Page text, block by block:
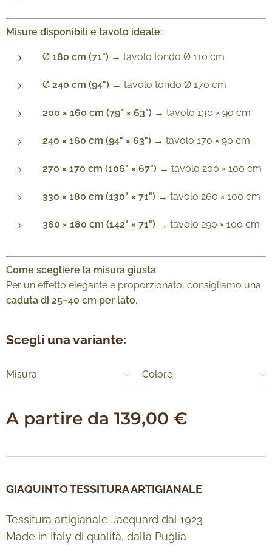
Misure disponibili e tavolo ideale:
Ø 180 cm (71") → tavolo tondo Ø 110 cm
Ø 240 cm (94") → tavolo tondo Ø 170 cm
200 × 160 cm (79" × 63") → tavolo 130 × 90 cm
240 × 160 cm (94" × 63") → tavolo 170 × 90 cm
270 × 170 cm (106" × 67") → tavolo 200 × 100 cm
330 × 180 cm (130" × 71") → tavolo 260 × 100 cm
360 × 180 cm (142" × 71") → tavolo 290 × 100 cm
Come scegliere la misura giusta
Per un effetto elegante e proporzionato, consigliamo una
caduta di 25–40 cm per lato.
Scegli una variante:
Misura Colore
A partire da 139,00 €
GIAQUINTO TESSITURA ARTIGIANALE
Tessitura artigianale Jacquard dal 1923
Made in Italy di qualità, dalla Puglia